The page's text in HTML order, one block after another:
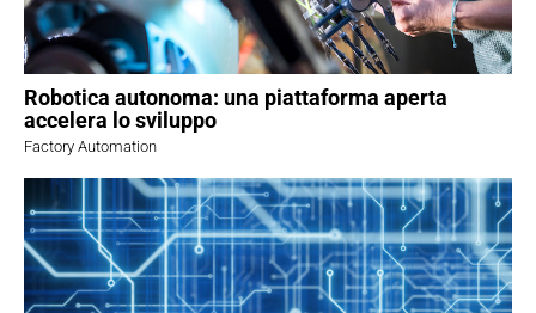
Robotica autonoma: una piattaforma aperta
accelera lo sviluppo
Factory Automation